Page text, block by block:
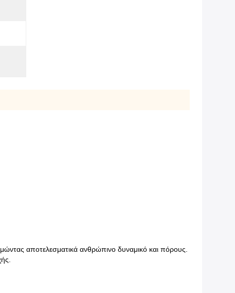
αποτελεσματικά ανθρώπινο δυναμικό και πόρους.